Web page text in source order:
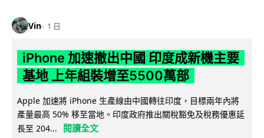
Vin 1 日
iPhone 加速撤出中國 印度成新機主要
基地 上年組裝增至5500萬部
Apple 加速將 iPhone 生產線由中國轉往印度，目標兩年內將
產量最高 50% 移至當地。印度政府推出關稅豁免及稅務優惠延
長至 204...
閱讀全文